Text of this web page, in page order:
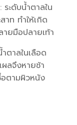
ระดับน้ำตาลใน
าท ทำให้เกิด
ยมือปลายเท้า
ตาลในเลือด
ลจึงหายช้า
อตามผิวหนัง